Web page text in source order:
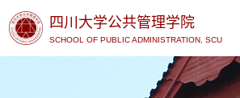
四川大学公共管理学院
SCHOOL OF PUBLIC ADMINISTRATION, SCU